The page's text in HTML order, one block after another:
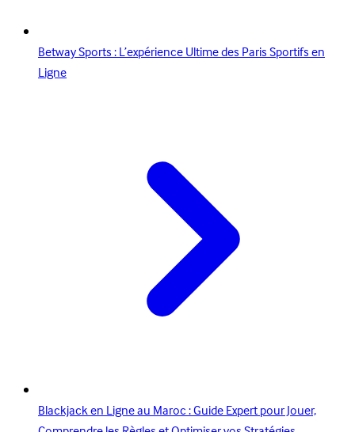
Betway Sports : L’expérience Ultime des Paris Sportifs en
Ligne
Blackjack en Ligne au Maroc : Guide Expert pour Jouer,